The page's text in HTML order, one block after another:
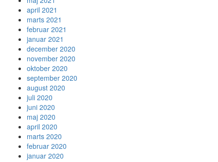
april 2021
marts 2021
februar 2021
januar 2021
december 2020
november 2020
oktober 2020
september 2020
august 2020
juli 2020
juni 2020
maj 2020
april 2020
marts 2020
februar 2020
januar 2020